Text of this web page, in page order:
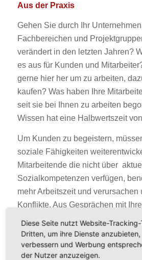
Aus der Praxis
Gehen Sie durch Ihr
Fachbereichen und
verändert in den letzten Jahren?
es aus für Kunden und
gerne hier her um zu arbeiten,
kaufen? Was haben Ihre
seit sie bei Ihnen zu arbeiten
Wissen hat eine Halbwertszeit
Um Kunden zu begeistern,
soziale Fähigkeiten
Mitarbeitende die nicht über
Sozialkompetenzen verfügen,
mehr Arbeitszeit und verursachen
Konflikte. Aus Gesprächen mit
Daten erkennen Sie rasch, wo
besteht.
Diese Seite nutzt Website-
Dritten, um ihre Dienste
verbessern und Werbung
der Nutzer anzuzeigen.